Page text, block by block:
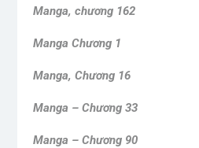
Manga, chương 162
Manga Chương 1
Manga, Chương 16
Manga – Chương 33
Manga – Chương 90